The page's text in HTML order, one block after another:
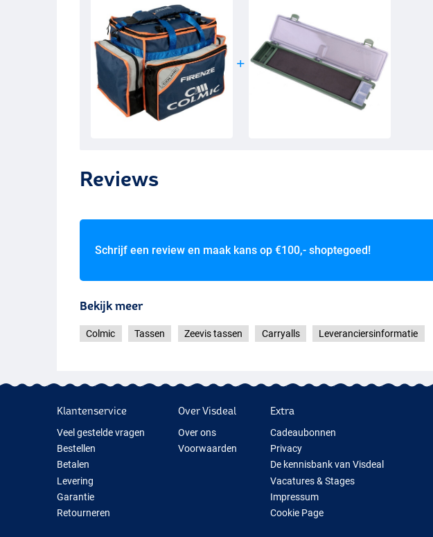
Reviews
Schrijf een review en maak kans op €100,- shoptegoed!
Bekijk meer
Colmic Tassen Zeevis tassen Carryalls Leveranciersinformatie
Klantenservice
Veel gestelde vragen
Bestellen
Betalen
Levering
Garantie
Retourneren
Over Visdeal
Over ons
Voorwaarden
Extra
Cadeaubonnen
Privacy
De kennisbank van Visdeal
Vacatures & Stages
Impressum
Cookie Page